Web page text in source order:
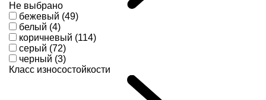
Не выбрано
бежевый (49)
белый (4)
коричневый (114)
серый (72)
черный (3)
Класс износостойкости